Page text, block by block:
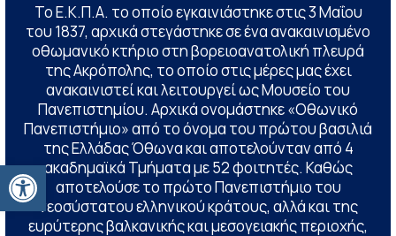
Ανοίξτε τη γραμμή εργαλείων
Το Ε.Κ.Π.Α. το οποίο εγκαινιάστηκε στις 3 Μαΐου
του 1837, αρχικά στεγάστηκε σε ένα ανακαινισμένο
οθωμανικό κτήριο στη βορειοανατολική πλευρά
της Ακρόπολης, το οποίο στις μέρες μας έχει
ανακαινιστεί και λειτουργεί ως Μουσείο του
Πανεπιστημίου. Αρχικά ονομάστηκε «Οθωνικό
Πανεπιστήμιο» από το όνομα του πρώτου βασιλιά
της Ελλάδας Όθωνα και αποτελούνταν από 4
ακαδημαϊκά Τμήματα με 52 φοιτητές. Καθώς
αποτελούσε το πρώτο Πανεπιστήμιο του
νεοσύστατου ελληνικού κράτους, αλλά και της
ευρύτερης βαλκανικής και μεσογειακής περιοχής,